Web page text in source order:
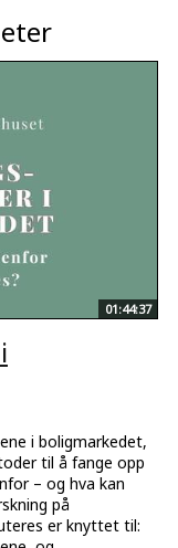
01:44:37
i boligmarkedet,
til å fange opp
– og hva kan
på
er knyttet til: